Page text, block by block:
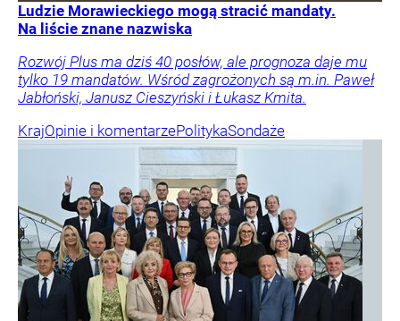
Ludzie Morawieckiego mogą stracić mandaty.
Na liście znane nazwiska
Rozwój Plus ma dziś 40 posłów, ale prognoza daje mu
tylko 19 mandatów. Wśród zagrożonych są m.in. Paweł
Jabłoński, Janusz Cieszyński i Łukasz Kmita.
KrajOpinie i komentarzePolitykaSondaże